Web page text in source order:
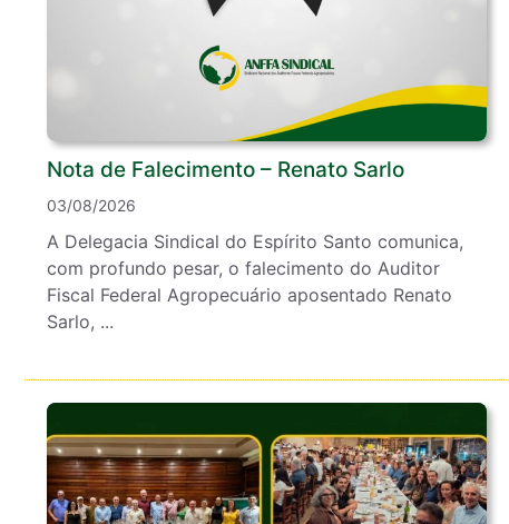
Nota de Falecimento – Renato Sarlo
03/08/2026
A Delegacia Sindical do Espírito Santo comunica,
com profundo pesar, o falecimento do Auditor
Fiscal Federal Agropecuário aposentado Renato
Sarlo, ...